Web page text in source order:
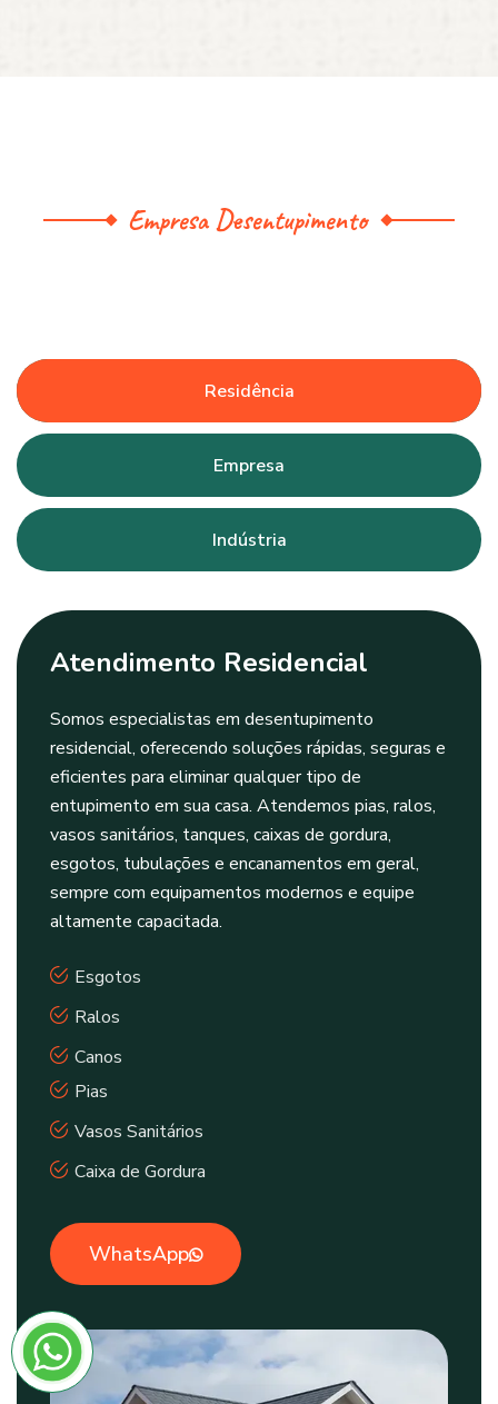
Empresa Desentupimento
Residência
Empresa
Indústria
Atendimento Residencial
Somos especialistas em desentupimento
residencial, oferecendo soluções rápidas, seguras e
eficientes para eliminar qualquer tipo de
entupimento em sua casa. Atendemos pias, ralos,
vasos sanitários, tanques, caixas de gordura,
esgotos, tubulações e encanamentos em geral,
sempre com equipamentos modernos e equipe
altamente capacitada.
Esgotos
Ralos
Canos
Pias
Vasos Sanitários
Caixa de Gordura
WhatsApp